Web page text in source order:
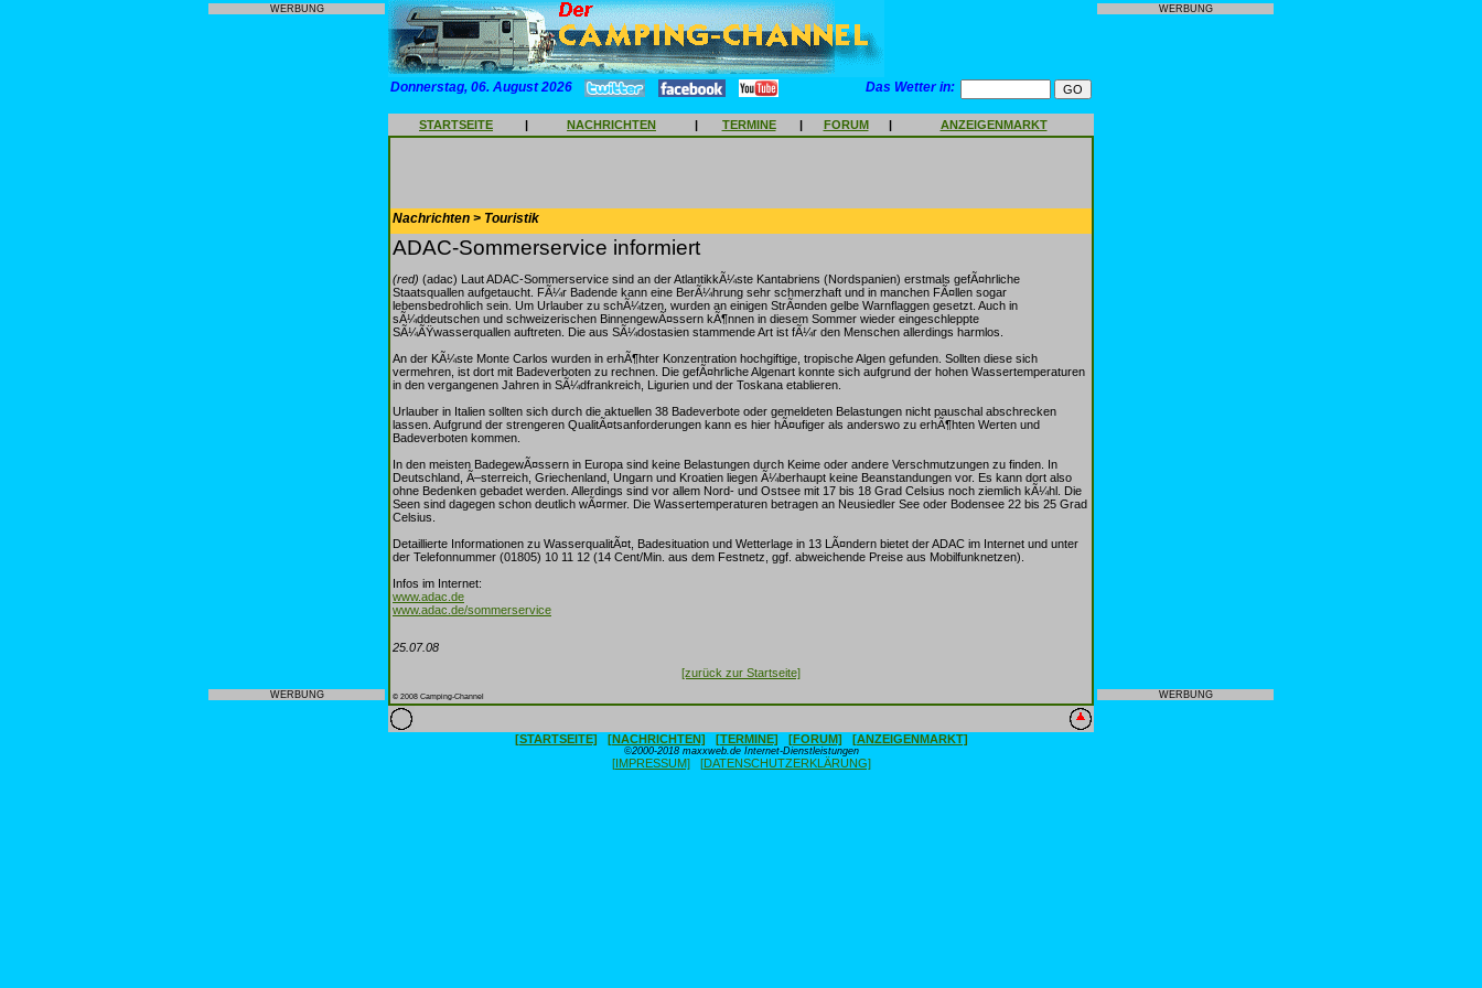
WERBUNG
WERBUNG
Donnerstag, 06. August 2026 Das Wetter in:
STARTSEITE | NACHRICHTEN | TERMINE | FORUM | ANZEIGENMARKT
Nachrichten > Touristik
ADAC-Sommerservice informiert
(red) (adac) Laut ADAC-Sommerservice sind an der AtlantikkÃ¼ste Kantabriens (Nordspanien) erstmals gefÃ¤hrliche
Staatsquallen aufgetaucht. FÃ¼r Badende kann eine BerÃ¼hrung sehr schmerzhaft und in manchen FÃ¤llen sogar
lebensbedrohlich sein. Um Urlauber zu schÃ¼tzen, wurden an einigen StrÃ¤nden gelbe Warnflaggen gesetzt. Auch in
sÃ¼ddeutschen und schweizerischen BinnengewÃ¤ssern kÃ¶nnen in diesem Sommer wieder eingeschleppte
SÃ¼ÃŸwasserquallen auftreten. Die aus SÃ¼dostasien stammende Art ist fÃ¼r den Menschen allerdings harmlos.
An der KÃ¼ste Monte Carlos wurden in erhÃ¶hter Konzentration hochgiftige, tropische Algen gefunden. Sollten diese sich
vermehren, ist dort mit Badeverboten zu rechnen. Die gefÃ¤hrliche Algenart konnte sich aufgrund der hohen Wassertemperaturen
in den vergangenen Jahren in SÃ¼dfrankreich, Ligurien und der Toskana etablieren.
Urlauber in Italien sollten sich durch die aktuellen 38 Badeverbote oder gemeldeten Belastungen nicht pauschal abschrecken
lassen. Aufgrund der strengeren QualitÃ¤tsanforderungen kann es hier hÃ¤ufiger als anderswo zu erhÃ¶hten Werten und
Badeverboten kommen.
In den meisten BadegewÃ¤ssern in Europa sind keine Belastungen durch Keime oder andere Verschmutzungen zu finden. In
Deutschland, Ã–sterreich, Griechenland, Ungarn und Kroatien liegen Ã¼berhaupt keine Beanstandungen vor. Es kann dort also
ohne Bedenken gebadet werden. Allerdings sind vor allem Nord- und Ostsee mit 17 bis 18 Grad Celsius noch ziemlich kÃ¼hl. Die
Seen sind dagegen schon deutlich wÃ¤rmer. Die Wassertemperaturen betragen an Neusiedler See oder Bodensee 22 bis 25 Grad
Celsius.
Detaillierte Informationen zu WasserqualitÃ¤t, Badesituation und Wetterlage in 13 LÃ¤ndern bietet der ADAC im Internet und unter
der Telefonnummer (01805) 10 11 12 (14 Cent/Min. aus dem Festnetz, ggf. abweichende Preise aus Mobilfunknetzen).
Infos im Internet:
www.adac.de
www.adac.de/sommerservice
25.07.08
[zurück zur Startseite]
© 2008 Camping-Channel
[STARTSEITE] [NACHRICHTEN] [TERMINE] [FORUM] [ANZEIGENMARKT]
©2000-2018 maxxweb.de Internet-Dienstleistungen
[IMPRESSUM] [DATENSCHUTZERKLÄRUNG]
WERBUNG
WERBUNG